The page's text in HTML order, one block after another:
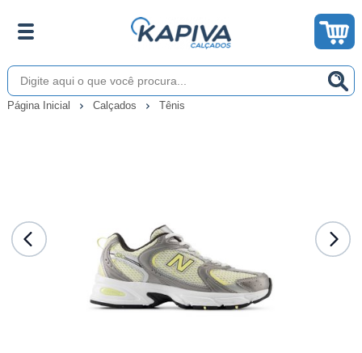
Página Inicial Calçados Tênis